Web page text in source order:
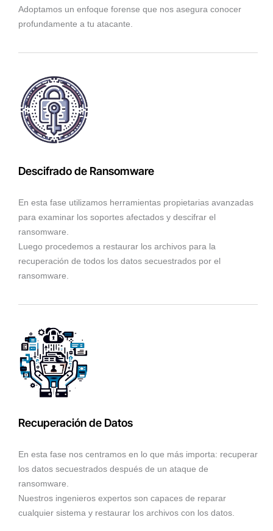
Adoptamos un enfoque forense que nos asegura conocer
profundamente a tu atacante.
Descifrado de Ransomware
En esta fase utilizamos herramientas propietarias avanzadas
para examinar los soportes afectados y descifrar el
ransomware.
Luego procedemos a restaurar los archivos para la
recuperación de todos los datos secuestrados por el
ransomware.
Recuperación de Datos
En esta fase nos centramos en lo que más importa: recuperar
los datos secuestrados después de un ataque de
ransomware.
Nuestros ingenieros expertos son capaces de reparar
cualquier sistema y restaurar los archivos con los datos.